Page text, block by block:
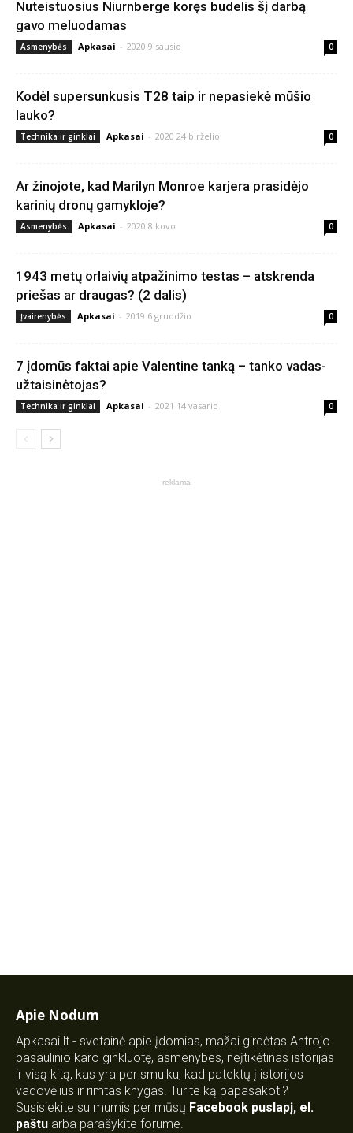
Nuteistuosius Niurnberge koręs budelis šį darbą
gavo meluodamas
Asmenybės Apkasai - 2020 9 sausio 0
Kodėl supersunkusis T28 taip ir nepasiekė mūšio
lauko?
Technika ir ginklai Apkasai - 2020 24 birželio 0
Ar žinojote, kad Marilyn Monroe karjera prasidėjo
karinių dronų gamykloje?
Asmenybės Apkasai - 2020 8 kovo 0
1943 metų orlaivių atpažinimo testas – atskrenda
priešas ar draugas? (2 dalis)
Įvairenybės Apkasai - 2019 6 gruodžio 0
7 įdomūs faktai apie Valentine tanką – tanko vadas-
užtaisinėtojas?
Technika ir ginklai Apkasai - 2021 14 vasario 0
- reklama -
Apie Nodum
Apkasai.lt - svetainė apie įdomias, mažai girdėtas Antrojo
pasaulinio karo ginkluotę, asmenybes, neįtikėtinas istorijas
ir visą kitą, kas yra per smulku, kad patektų į istorijos
vadovėlius ir rimtas knygas. Turite ką papasakoti?
Susisiekite su mumis per mūsų Facebook puslapį, el.
paštu arba parašykite forume.